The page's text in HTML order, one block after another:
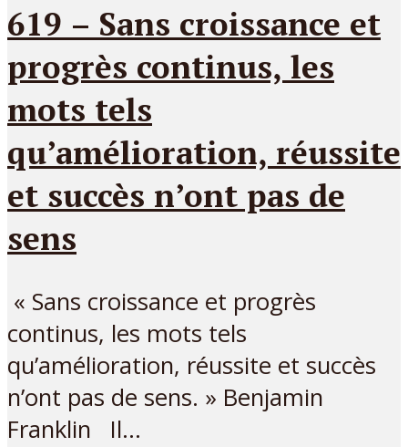
619 – Sans croissance et
progrès continus, les
mots tels
qu’amélioration, réussite
et succès n’ont pas de
sens
« Sans croissance et progrès
continus, les mots tels
qu’amélioration, réussite et succès
n’ont pas de sens. » Benjamin
Franklin Il...